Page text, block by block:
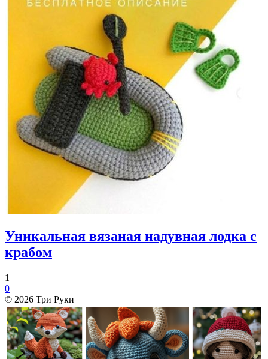
Уникальная вязаная надувная лодка с
крабом
1
0
© 2026 Три Руки